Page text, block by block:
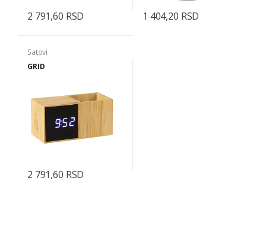
2 791,60 RSD 1 404,20 RSD
Satovi
GRID
2 791,60 RSD